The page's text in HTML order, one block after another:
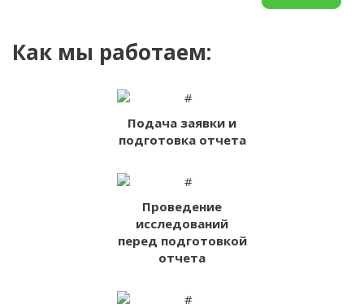
Как мы работаем:
Подача заявки и
подготовка отчета
Проведение
исследований
перед подготовкой
отчета